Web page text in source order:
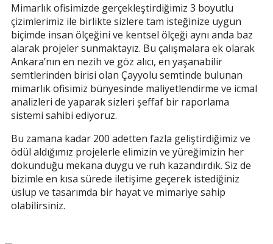
Mimarlık ofisimizde gerçekleştirdiğimiz 3 boyutlu
çizimlerimiz ile birlikte sizlere tam isteğinize uygun
biçimde insan ölçeğini ve kentsel ölçeği aynı anda baz
alarak projeler sunmaktayız. Bu çalışmalara ek olarak
Ankara’nın en nezih ve göz alıcı, en yaşanabilir
semtlerinden birisi olan Çayyolu semtinde bulunan
mimarlık ofisimiz bünyesinde maliyetlendirme ve icmal
analizleri de yaparak sizleri şeffaf bir raporlama
sistemi sahibi ediyoruz.
Bu zamana kadar 200 adetten fazla geliştirdiğimiz ve
ödül aldığımız projelerle elimizin ve yüreğimizin her
dokunduğu mekana duygu ve ruh kazandırdık. Siz de
bizimle en kısa sürede iletişime geçerek istediğiniz
üslup ve tasarımda bir hayat ve mimariye sahip
olabilirsiniz.